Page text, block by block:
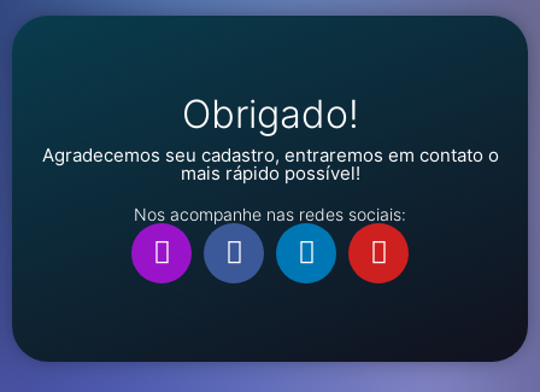
Obrigado!
Agradecemos seu cadastro, entraremos em contato o
mais rápido possível!
Nos acompanhe nas redes sociais: